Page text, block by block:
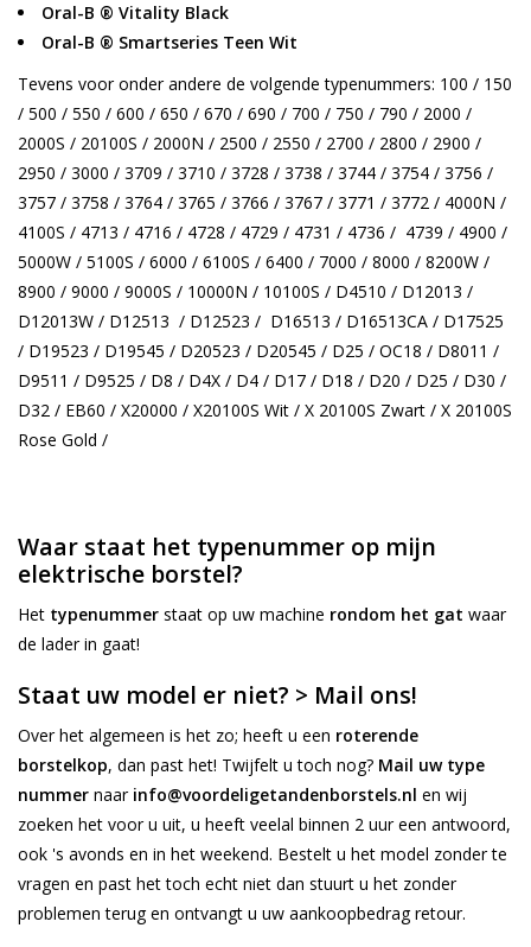
Oral-B ® Vitality Black
Oral-B ® Smartseries Teen Wit
Tevens voor onder andere de volgende typenummers: 100 / 150
/ 500 / 550 / 600 / 650 / 670 / 690 / 700 / 750 / 790 / 2000 /
2000S / 20100S / 2000N / 2500 / 2550 / 2700 / 2800 / 2900 /
2950 / 3000 / 3709 / 3710 / 3728 / 3738 / 3744 / 3754 / 3756 /
3757 / 3758 / 3764 / 3765 / 3766 / 3767 / 3771 / 3772 / 4000N /
4100S / 4713 / 4716 / 4728 / 4729 / 4731 / 4736 / 4739 / 4900 /
5000W / 5100S / 6000 / 6100S / 6400 / 7000 / 8000 / 8200W /
8900 / 9000 / 9000S / 10000N / 10100S / D4510 / D12013 /
D12013W / D12513 / D12523 / D16513 / D16513CA / D17525
/ D19523 / D19545 / D20523 / D20545 / D25 / OC18 / D8011 /
D9511 / D9525 / D8 / D4X / D4 / D17 / D18 / D20 / D25 / D30 /
D32 / EB60 / X20000 / X20100S Wit / X 20100S Zwart / X 20100S
Rose Gold /
Waar staat het typenummer op mijn
elektrische borstel?
Het typenummer staat op uw machine rondom het gat waar
de lader in gaat!
Staat uw model er niet? > Mail ons!
Over het algemeen is het zo; heeft u een roterende
borstelkop, dan past het! Twijfelt u toch nog? Mail uw type
nummer naar info@voordeligetandenborstels.nl en wij
zoeken het voor u uit, u heeft veelal binnen 2 uur een antwoord,
ook 's avonds en in het weekend. Bestelt u het model zonder te
vragen en past het toch echt niet dan stuurt u het zonder
problemen terug en ontvangt u uw aankoopbedrag retour.